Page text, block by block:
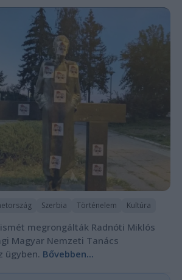
Szerbia Történelem Kultúra
megrongálták Radnóti Miklós
Magyar Nemzeti Tanács
ügyben. Bővebben...